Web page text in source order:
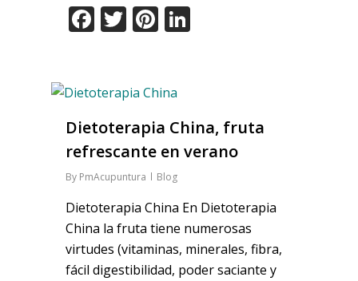
Facebook
TwitterPinterest
Dietoterapia China, fruta
refrescante en verano
By PmAcupuntura Blog
Dietoterapia China En Dietoterapia
China la fruta tiene numerosas
virtudes (vitaminas, minerales, fibra,
fácil digestibilidad, poder saciante y